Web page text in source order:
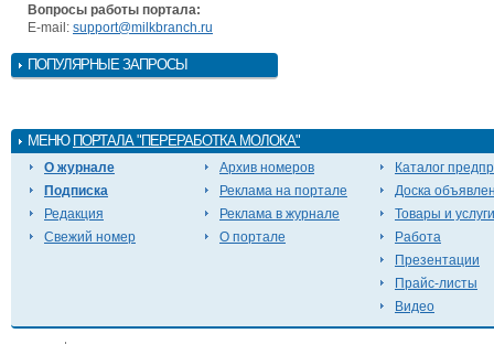
Вопросы работы портала:
E-mail: support@milkbranch.ru
ПОПУЛЯРНЫЕ ЗАПРОСЫ
МЕНЮ ПОРТАЛА "ПЕРЕРАБОТКА МОЛОКА"
О журнале
Подписка
Редакция
Свежий номер
Архив номеров
Реклама на портале
Реклама в журнале
О портале
Каталог
Доска
Товары и услуги
Работа
Презентации
Прайс-листы
Видео